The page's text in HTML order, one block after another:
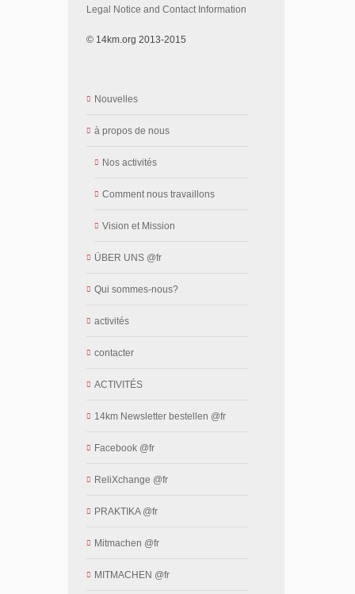
Legal Notice and Contact Information
© 14km.org 2013-2015
Nouvelles
à propos de nous
Nos activités
Comment nous travaillons
Vision et Mission
ÜBER UNS @fr
Qui sommes-nous?
activités
contacter
ACTIVITÉS
14km Newsletter bestellen @fr
Facebook @fr
ReliXchange @fr
PRAKTIKA @fr
Mitmachen @fr
MITMACHEN @fr